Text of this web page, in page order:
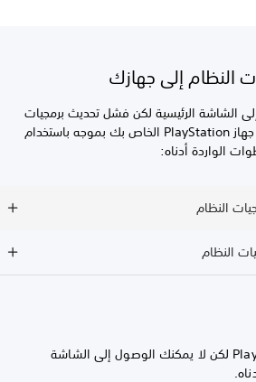
النظام إلى جهازك
الشاشة الرئيسية لكن فشل تحديث برمجيات
النظام، فاعمد إلى توصيل جهاز PlayStation الخاص بك بموجه باستخدام
إذا كنت متصلاً بـ PlayStation لكن لا يمكنك الوصول إلى الشاشة